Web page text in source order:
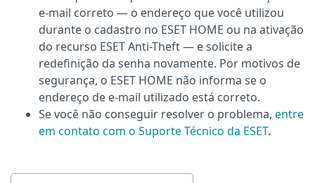
e-mail correto — o endereço que você utilizou
durante o cadastro no ESET HOME ou na ativação
do recurso ESET Anti-Theft — e solicite a
redefinição da senha novamente. Por motivos de
segurança, o ESET HOME não informa se o
endereço de e-mail utilizado está correto.
Se você não conseguir resolver o problema, entre
em contato com o Suporte Técnico da ESET.